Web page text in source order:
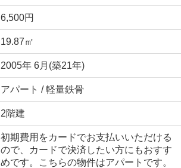
6,500円
19.87㎡
2005年 6月(築21年)
アパート / 軽量鉄骨
2階建
初期費用をカードでお支払いいただける
ので、カードで決済したい方にもおすす
めです。こちらの物件はアパートです。